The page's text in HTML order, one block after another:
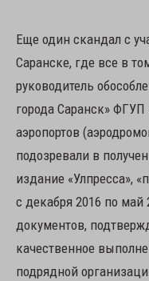
Еще один скандал с
Саранске, где все в
руководитель
города Саранск»
аэропортов
подозревали в
издание «Улпресса»,
с декабря 2016 по май
документов,
качественное
подрядной